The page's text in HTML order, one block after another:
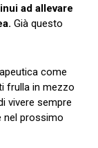
ad allevare
Già questo
come
frulla in mezzo
vivere sempre
nel prossimo